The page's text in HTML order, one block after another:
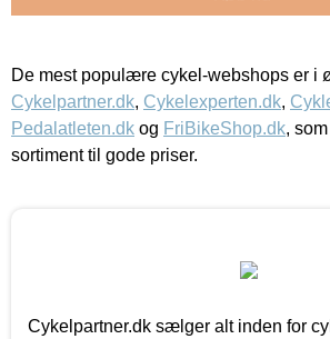
De mest populære cykel-webshops er i
Cykelpartner.dk, Cykelexperten.dk,
Pedalatleten.dk og FriBikeShop.dk,
sortiment til gode priser.
Cykelpartner.dk sælger alt inden for